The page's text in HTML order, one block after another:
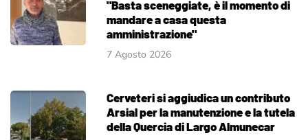
"Basta sceneggiate, è il momento di
mandare a casa questa
amministrazione"
7 Agosto 2026
Cerveteri si aggiudica un contributo
Arsial per la manutenzione e la tutela
della Quercia di Largo Almunecar